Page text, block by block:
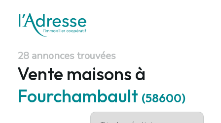
28 annonces trouvées
Vente maisons à
Fourchambault (58600)